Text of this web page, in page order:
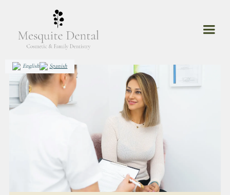
English Spanish